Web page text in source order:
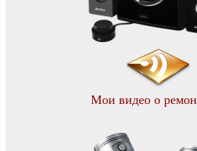
Мои видео о